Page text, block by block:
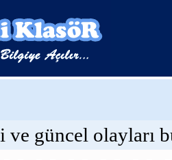
ve güncel olayları